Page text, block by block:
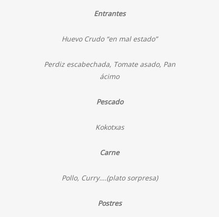
Entrantes
Huevo Crudo “en mal estado”
Perdiz escabechada, Tomate asado, Pan
ácimo
Pescado
Kokotxas
Carne
Pollo, Curry….(plato sorpresa)
Postres